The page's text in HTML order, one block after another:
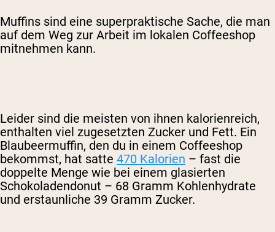
Muffins sind eine superpraktische Sache, die man
auf dem Weg zur Arbeit im lokalen Coffeeshop
mitnehmen kann.
Leider sind die meisten von ihnen kalorienreich,
enthalten viel zugesetzten Zucker und Fett. Ein
Blaubeermuffin, den du in einem Coffeeshop
bekommst, hat satte 470 Kalorien – fast die
doppelte Menge wie bei einem glasierten
Schokoladendonut – 68 Gramm Kohlenhydrate
und erstaunliche 39 Gramm Zucker.